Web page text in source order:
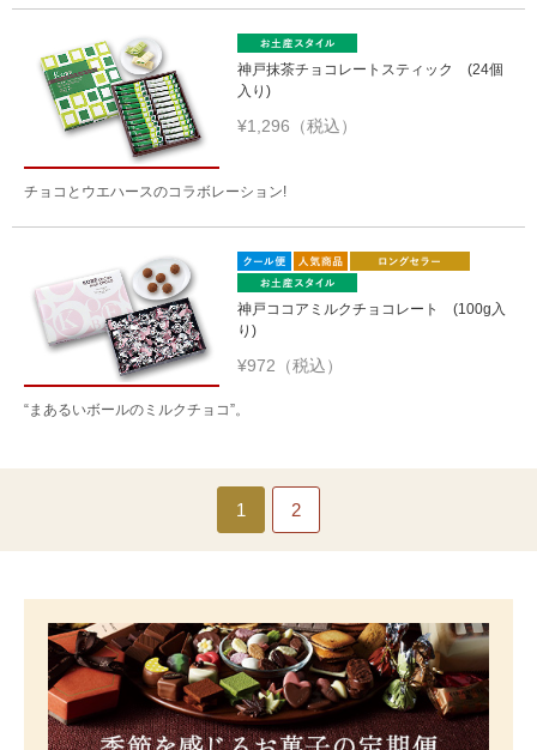
神戸抹茶チョコレートスティック (24個
入り)
¥1,296（税込）
チョコとウエハースのコラボレーション!
神戸ココアミルクチョコレート (100g入
り)
¥972（税込）
“まあるいボールのミルクチョコ”。
1 2